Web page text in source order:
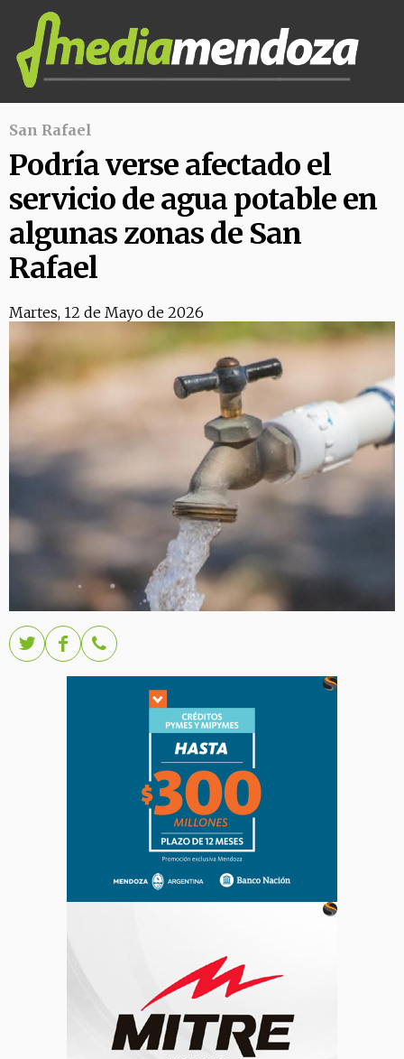
San Rafael
Podría verse afectado el
servicio de agua potable en
algunas zonas de San
Rafael
Martes, 12 de Mayo de 2026